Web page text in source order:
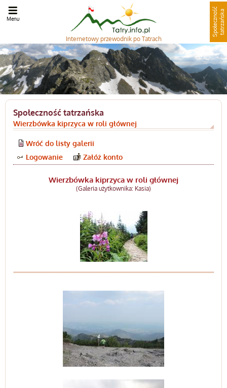
Internetowy przewodnik po Tatrach
S
p
o
ł
e
c
z
n
oś
ć
t
a
t
r
z
a
ń
s
ka
Menu
Społeczność tatrzańska
Wierzbówka kiprzyca w roli głównej
Wróć do listy galerii
Logowanie
Załóż konto
Wierzbówka kiprzyca w roli głównej
(Galeria użytkownika: Kasia)